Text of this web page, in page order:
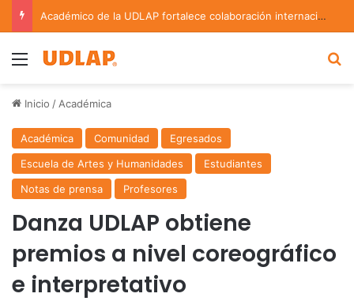
Académico de la UDLAP fortalece colaboración internacional con estancia de investigación en Argentina
Menu
Inicio / Académica
Académica Comunidad
Egresados
Escuela de Artes y Humanidades
Estudiantes
Notas de prensa
Profesores
Danza UDLAP obtiene
premios a nivel coreográfico
e interpretativo